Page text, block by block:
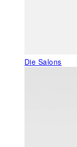
Die Salons